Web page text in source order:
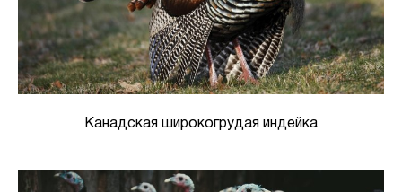
Канадская широкогрудая индейка